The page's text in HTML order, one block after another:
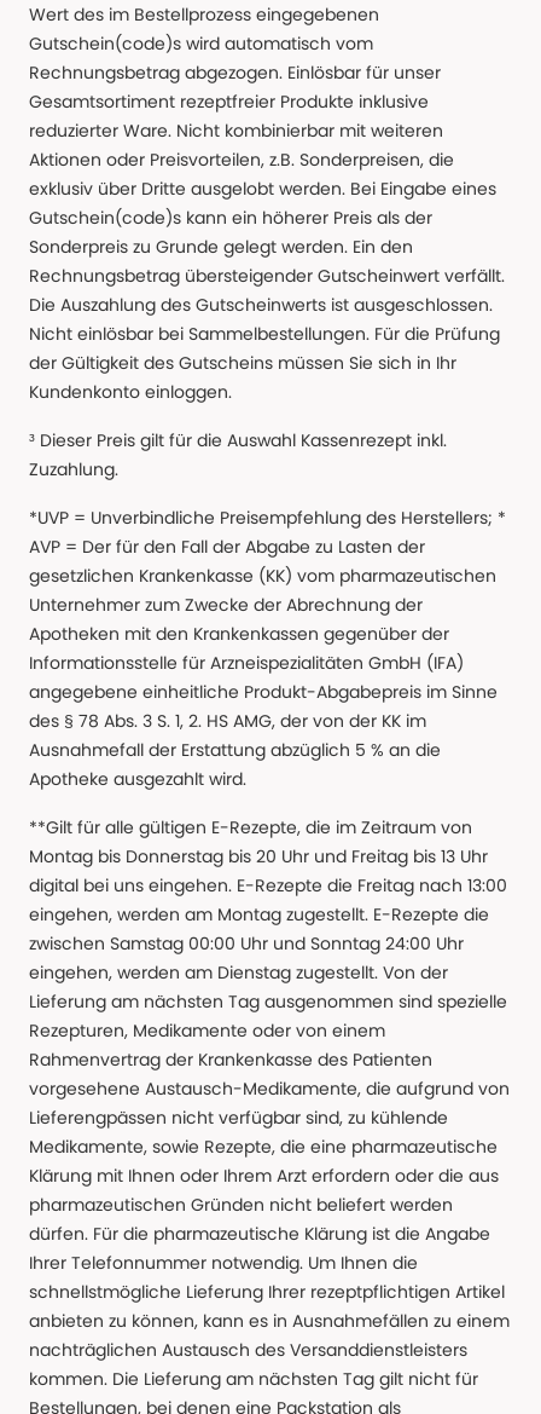
Wert des im Bestellprozess eingegebenen
Gutschein(code)s wird automatisch vom
Rechnungsbetrag abgezogen. Einlösbar für unser
Gesamtsortiment rezeptfreier Produkte inklusive
reduzierter Ware. Nicht kombinierbar mit weiteren
Aktionen oder Preisvorteilen, z.B. Sonderpreisen, die
exklusiv über Dritte ausgelobt werden. Bei Eingabe eines
Gutschein(code)s kann ein höherer Preis als der
Sonderpreis zu Grunde gelegt werden. Ein den
Rechnungsbetrag übersteigender Gutscheinwert verfällt.
Die Auszahlung des Gutscheinwerts ist ausgeschlossen.
Nicht einlösbar bei Sammelbestellungen. Für die Prüfung
der Gültigkeit des Gutscheins müssen Sie sich in Ihr
Kundenkonto einloggen.
³ Dieser Preis gilt für die Auswahl Kassenrezept inkl.
Zuzahlung.
*UVP = Unverbindliche Preisempfehlung des Herstellers; *
AVP = Der für den Fall der Abgabe zu Lasten der
gesetzlichen Krankenkasse (KK) vom pharmazeutischen
Unternehmer zum Zwecke der Abrechnung der
Apotheken mit den Krankenkassen gegenüber der
Informationsstelle für Arzneispezialitäten GmbH (IFA)
angegebene einheitliche Produkt-Abgabepreis im Sinne
des § 78 Abs. 3 S. 1, 2. HS AMG, der von der KK im
Ausnahmefall der Erstattung abzüglich 5 % an die
Apotheke ausgezahlt wird.
**Gilt für alle gültigen E-Rezepte, die im Zeitraum von
Montag bis Donnerstag bis 20 Uhr und Freitag bis 13 Uhr
digital bei uns eingehen. E-Rezepte die Freitag nach 13:00
eingehen, werden am Montag zugestellt. E-Rezepte die
zwischen Samstag 00:00 Uhr und Sonntag 24:00 Uhr
eingehen, werden am Dienstag zugestellt. Von der
Lieferung am nächsten Tag ausgenommen sind spezielle
Rezepturen, Medikamente oder von einem
Rahmenvertrag der Krankenkasse des Patienten
vorgesehene Austausch-Medikamente, die aufgrund von
Lieferengpässen nicht verfügbar sind, zu kühlende
Medikamente, sowie Rezepte, die eine pharmazeutische
Klärung mit Ihnen oder Ihrem Arzt erfordern oder die aus
pharmazeutischen Gründen nicht beliefert werden
dürfen. Für die pharmazeutische Klärung ist die Angabe
Ihrer Telefonnummer notwendig. Um Ihnen die
schnellstmögliche Lieferung Ihrer rezeptpflichtigen Artikel
anbieten zu können, kann es in Ausnahmefällen zu einem
nachträglichen Austausch des Versanddienstleisters
kommen. Die Lieferung am nächsten Tag gilt nicht für
Bestellungen, bei denen eine Packstation als